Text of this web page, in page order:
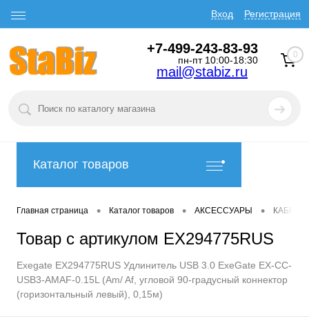
Вход Регистрация
+7-499-243-83-93
пн-пт 10:00-18:30
mail@stabiz.ru
0
Каталог товаров
Главная страница • Каталог товаров • АКСЕССУАРЫ •
Товар с артикулом EX294775RUS
Exegate EX294775RUS Удлинитель USB 3.0 ExeGate EX-CC-
USB3-AMAF-0.15L (Am/ Af, угловой 90-градусный коннектор
(горизонтальный левый), 0,15м)